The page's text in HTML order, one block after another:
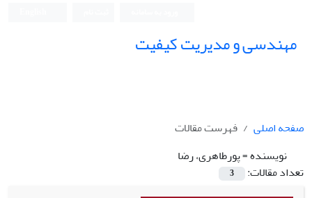
مهندسی و مدیریت کیفیت
صفحه اصلی
فهرست مقالات
نویسنده =پورطاهری، رضا
تعداد مقالات:
3